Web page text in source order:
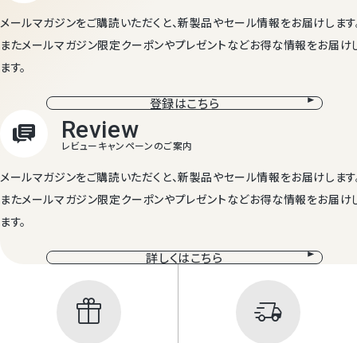
メールマガジンをご購読いただくと、新製品やセール情報をお届けします
またメールマガジン限定クーポンやプレゼントなどお得な情報をお届け
ます。
登録はこちら
メールマガジンをご購読いただくと、新製品やセール情報をお届けします
またメールマガジン限定クーポンやプレゼントなどお得な情報をお届け
ます。
詳しくはこちら